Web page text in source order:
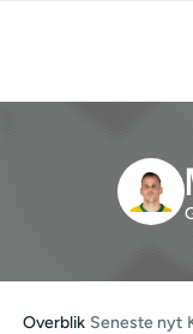
Overblik Seneste nyt